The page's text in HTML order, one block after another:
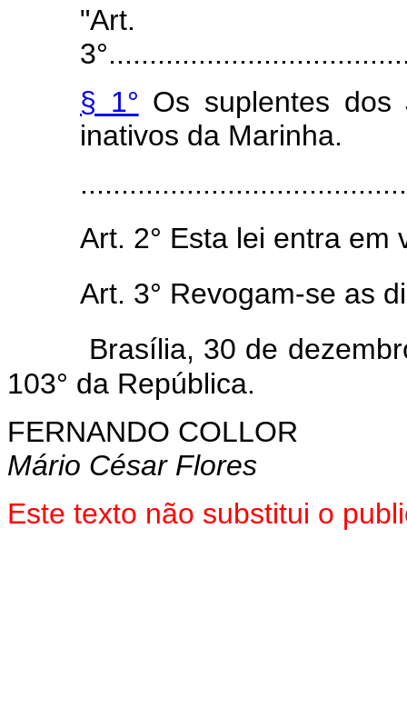
"Art.
§ 1° Os suplentes dos
inativos da Marinha.
Art. 2° Esta lei entra em
Art. 3° Revogam-se as
Brasília, 30 de
103° da República.
FERNANDO COLLOR
Mário César Flores
Este texto não substitui o